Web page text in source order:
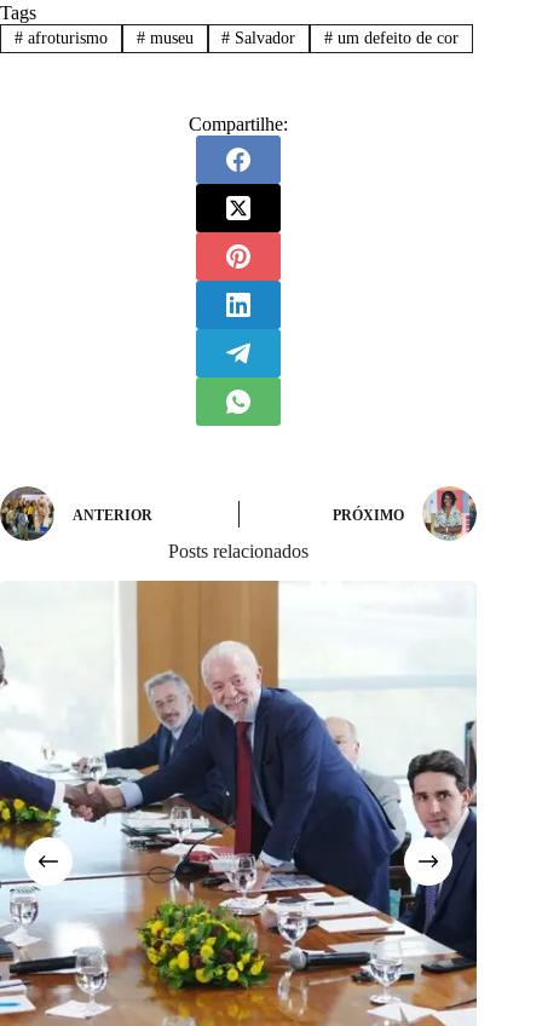
Tags
#afroturismo #museu # Salvador # um defeito de cor
Compartilhe:
ANTERIOR PRÓXIMO
Posts relacionados